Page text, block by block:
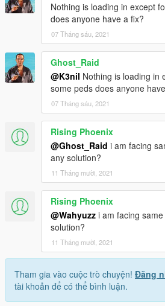
Nothing is loading in except
does anyone have a fix?
07 Tháng sáu, 2021
Ghost_Raid
@K3nil Nothing is loading in
some peds does anyone
07 Tháng sáu, 2021
Rising Phoenix
@Ghost_Raid i am facing
any solution?
11 Tháng mười, 2021
Rising Phoenix
@Wahyuzz i am facing
solution?
11 Tháng mười, 2021
Tham gia vào cuộc trò chuyện! Đăng
tài khoản để có thể bình luận.